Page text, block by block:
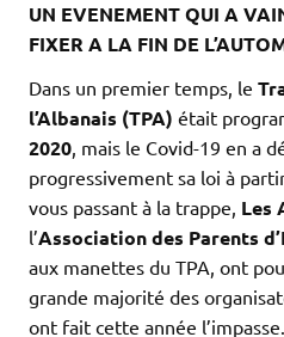
UN EVENEMENT QUI A
FIXER A LA FIN DE
Dans un premier temps, le
l’Albanais (TPA) était
2020, mais le Covid-19 en a
progressivement sa loi à
vous passant à la trappe, Les
l’Association des Parents
aux manettes du TPA, ont
grande majorité des
ont fait cette année l’impasse.